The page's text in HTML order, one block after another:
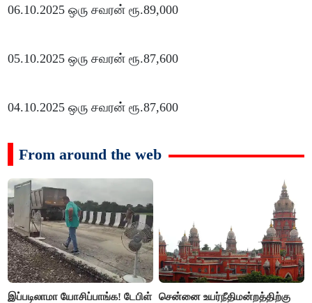
06.10.2025 ஒரு சவரன் ரூ.89,000
05.10.2025 ஒரு சவரன் ரூ.87,600
04.10.2025 ஒரு சவரன் ரூ.87,600
From around the web
இப்படிலாமா யோசிப்பாங்க! டேபிள்
சென்னை உயர்நீதிமன்றத்திற்கு